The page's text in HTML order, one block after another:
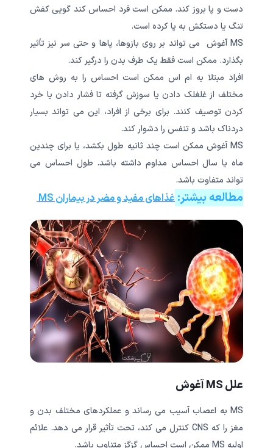
دست و پا بروز کند. ممکن است فرد احساس کند گویی کفش
تنگ یا دستکش به پا کرده است.
MS آغوش می تواند بر روی بازوها، پاها و حتی سر نیز تأثیر
بگذارد. ممکن است فقط یک طرف بدن را درگیر کند.
افراد مبتلا به ام اس ممکن است احساس را به روش های
مختلف از غلغلک دادن یا سوزش گرفته تا فشار دادن یا خرد
کردن توصیف کنند. برای برخی از افراد، این می تواند بسیار
دردناک باشد و تنفس را دشوار کند.
MS آغوش ممکن است چند ثانیه طول بکشد، یا برای چندین
ماه یا سال احساس مداوم داشته باشد. طول احساس می
تواند متفاوت باشد.
مطالعه بیشتر: غذاهای مفید و مضر در بیماران MS
علل MS آغوش
MS به اعصاب آسیب می رساند و عملکردهای مختلف بدن و
مغز را که CNS کنترل می کند، تحت تأثیر قرار می دهد. علائم
اولیه MS ممکن است احساس گزگز متناوب باشد.